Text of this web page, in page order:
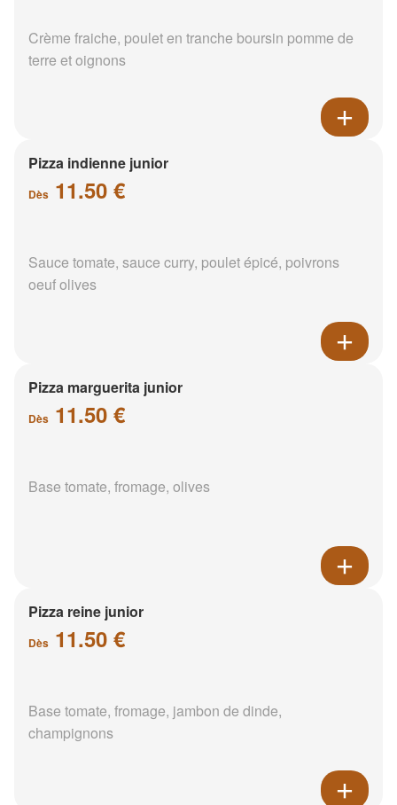
Crème fraiche, poulet en tranche boursin pomme de
terre et oignons
Pizza indienne junior
Dès 11.50 €
Sauce tomate, sauce curry, poulet épicé, poivrons
oeuf olives
Pizza marguerita junior
Dès 11.50 €
Base tomate, fromage, olives
Pizza reine junior
Dès 11.50 €
Base tomate, fromage, jambon de dinde,
champignons